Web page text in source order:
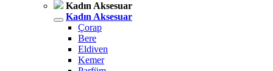
Kadın Aksesuar
Kadın Aksesuar
Çorap
Bere
Eldiven
Kemer